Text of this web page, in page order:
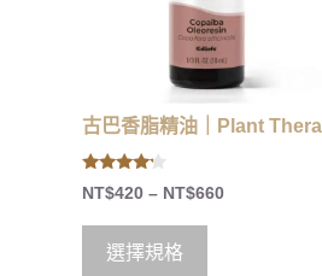
古巴香脂精油｜Plant
4.00
out of 5
NT$420 – NT$660
選擇規格